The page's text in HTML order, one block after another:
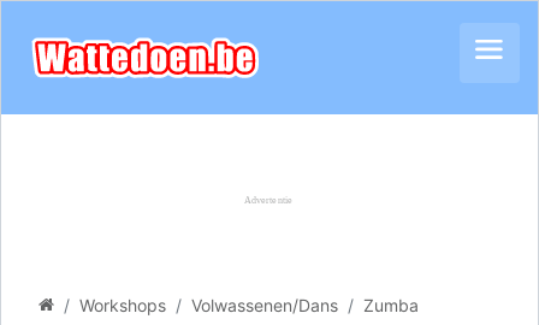
Workshops Volwassenen/Dans Zumba